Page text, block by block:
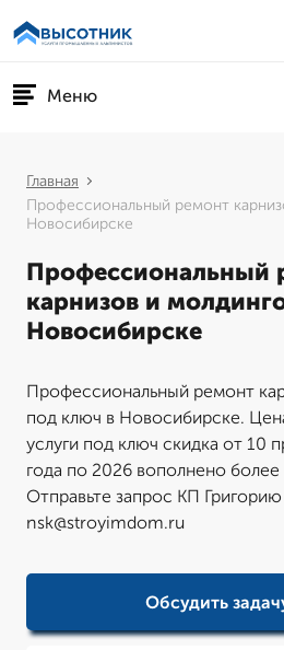
Меню
Главная
Профессиональный ремонт
Новосибирске
Профессиональный
карнизов и
Новосибирске
Профессиональный ремонт
под ключ в Новосибирске.
услуги под ключ скидка от 10
года по 2026 вополнено более
Отправьте запрос КП Григорию
nsk@stroyimdom.ru
Обсудить